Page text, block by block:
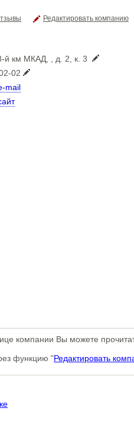
Редактировать компанию
й км МКАД, , д. 2, к. 3
02
mail
компании Вы можете
функцию "Редактировать